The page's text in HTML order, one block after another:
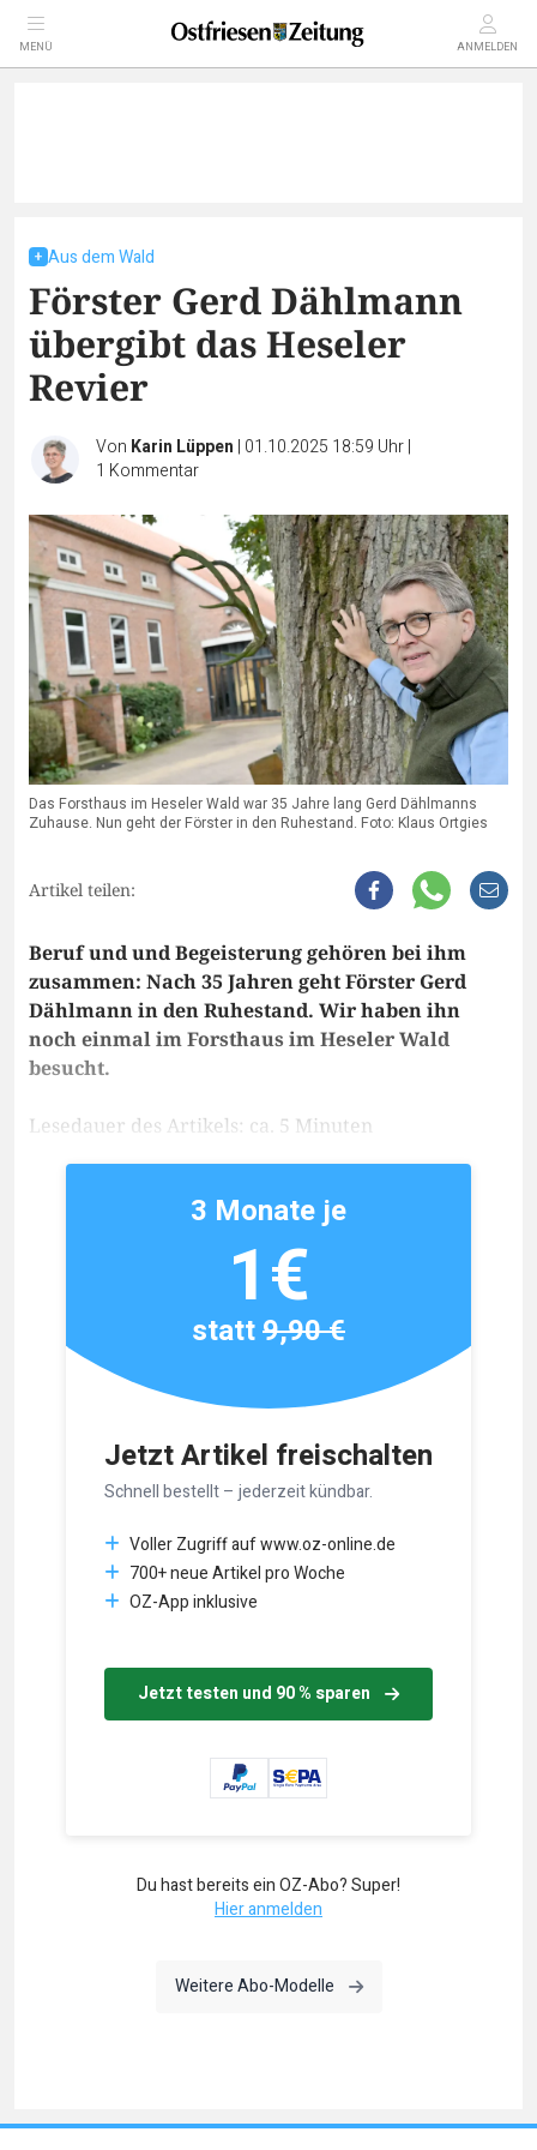
MENÜ ANMELDEN
Aus dem Wald
Förster Gerd Dählmann
übergibt das Heseler
Revier
Von Karin Lüppen | 01.10.2025 18:59 Uhr|
1 Kommentar
Das Forsthaus im Heseler Wald war 35 Jahre lang Gerd Dählmanns
Zuhause. Nun geht der Förster in den Ruhestand. Foto: Klaus Ortgies
Artikel teilen:
Beruf und und Begeisterung gehören bei ihm
zusammen: Nach 35 Jahren geht Förster Gerd
Dählmann in den Ruhestand. Wir haben ihn
noch einmal im Forsthaus im Heseler Wald
besucht.
Lesedauer des Artikels: ca. 5 Minuten
Jetzt Artikel freischalten
Schnell bestellt – jederzeit kündbar.
Voller Zugriff auf www.oz-online.de
700+ neue Artikel pro Woche
OZ-App inklusive
Jetzt testen und 90 % sparen
3 Monate je
1€
statt9,90 €
Du hast bereits ein OZ-Abo? Super!
Hier anmelden
Weitere Abo-Modelle